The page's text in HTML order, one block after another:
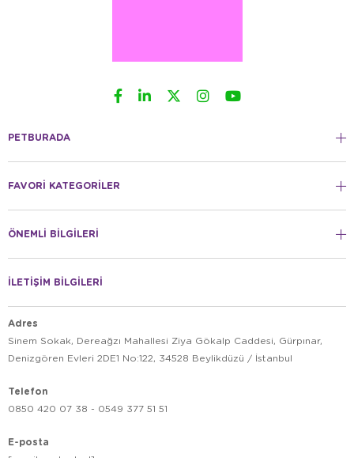
PETBURADA
FAVORİ KATEGORİLER
ÖNEMLİ BİLGİLERİ
İLETİŞİM BİLGİLERİ
Adres
Sinem Sokak, Dereağzı Mahallesi Ziya Gökalp Caddesi, Gürpınar,
Denizgören Evleri 2DE1 No:122, 34528 Beylikdüzü / İstanbul
Telefon
0850 420 07 38 - 0549 377 51 51
E-posta